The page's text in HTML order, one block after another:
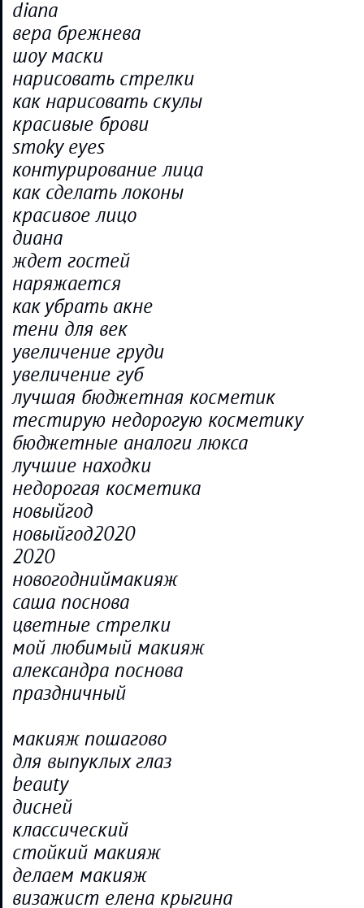
diana
вера брежнева
шоу маски
нарисовать стрелки
как нарисовать скулы
красивые брови
smoky eyes
контурирование лица
как сделать локоны
красивое лицо
диана
ждет гостей
наряжается
как убрать акне
тени для век
увеличение груди
увеличение губ
лучшая бюджетная косметик
тестирую недорогую косметику
бюджетные аналоги люкса
лучшие находки
недорогая косметика
новыйгод
новыйгод2020
2020
новогодниймакияж
саша поснова
цветные стрелки
мой любимый макияж
александра поснова
праздничный
макияж пошагово
для выпуклых глаз
beauty
дисней
классический
стойкий макияж
делаем макияж
визажист елена крыгина